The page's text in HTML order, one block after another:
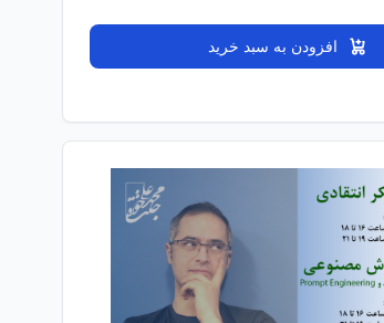
افزودن به سبد خرید